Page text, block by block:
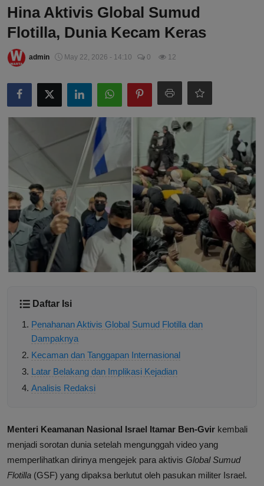
Hina Aktivis Global Sumud
Flotilla, Dunia Kecam Keras
admin May 22, 2026 - 14:10 0 12
Daftar Isi
Penahanan Aktivis Global Sumud Flotilla dan
Dampaknya
Kecaman dan Tanggapan Internasional
Latar Belakang dan Implikasi Kejadian
Analisis Redaksi
Menteri Keamanan Nasional Israel Itamar Ben-Gvir kembali
menjadi sorotan dunia setelah mengunggah video yang
memperlihatkan dirinya mengejek para aktivis Global Sumud
Flotilla (GSF) yang dipaksa berlutut oleh pasukan militer Israel.